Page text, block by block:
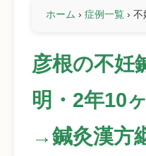
ホーム › 症例一覧 › 不
彦根の不妊
明・2年10
→鍼灸漢方